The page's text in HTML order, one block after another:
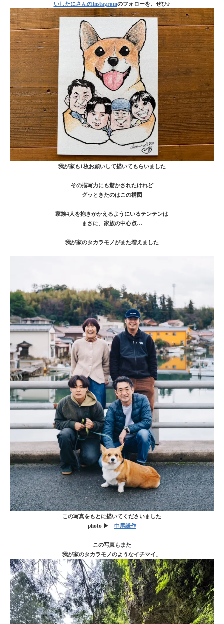
いしたにさんのInstagramのフォローを、ぜひ♪
我が家も1枚お願いして描いてもらいました
その描写力にも驚かされたけれど
グッときたのはこの構図
家族4人を抱きかかえるようにいるテンテンは
まさに、家族の中心点…
我が家のタカラモノがまた増えました
この写真をもとに描いてくださいました
photo ▶ 中尾謙作
この写真もまた
我が家のタカラモノのようなイチマイ